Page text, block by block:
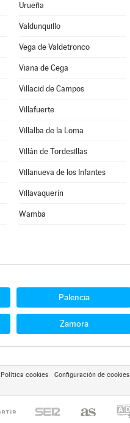
Urueña
Valdunquillo
Vega de Valdetronco
Viana de Cega
Villacid de Campos
Villafuerte
Villalba de la Loma
Villán de Tordesillas
Villanueva de los Infantes
Villavaquerín
Wamba
Palencia
Zamora
Política cookies Configuración de cookies